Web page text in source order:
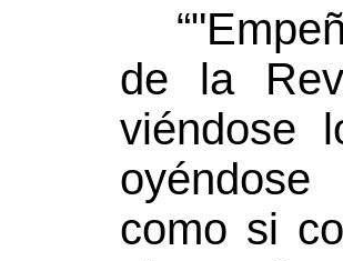
de la
viéndose
como si